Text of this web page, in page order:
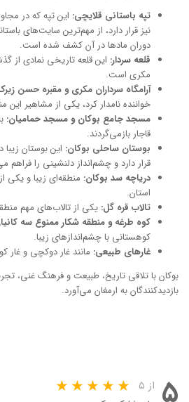
تپه باستانی قلایچی: این تپه که در
نیز قرار دارد، از مهم‌ترین سایت‌های
دوران مادها در آن کشف شده است.
قلعه سردار: این قلعه تاریخی نمادی از
مکری است.
آرامگاه سرداران مکری و مقبره حسن
خواننده نامدار کرد، یکی از مشاهیر
مسجد جامع بوکان و مسجد حمامیان:
قاجار بازمی‌گردند.
بوستان ساحلی بوکان: این بوستان زیبا
قرار دارد و چشم‌انداز دلنشینی را فراهم
دریاچه سد بوکان: منطقه‌ای زیبا و یکی
استان.
تالاب قره گل: یکی از تالاب‌های مهم
کوه طرغه و منطقه شکار ممنوع سه
کوهستانی با چشم‌اندازهای زیبا.
غارهای طبیعی: مانند غار دوکچی و غار
بوکان با تلاقی تاریخ، طبیعت و فرهنگ غنی،
بازدیدکنندگان به ارمغان می‌آورد.
از ۵